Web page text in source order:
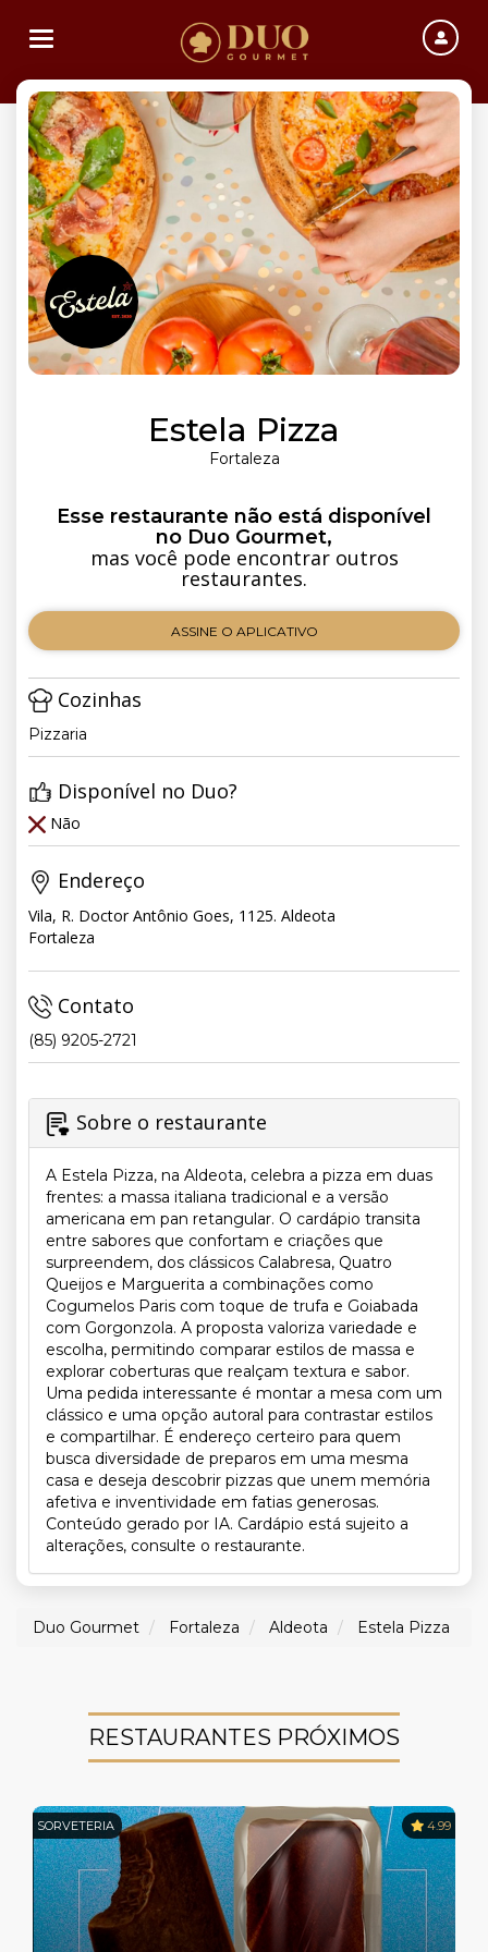
Toggle navigation
Estela Pizza
Fortaleza
Esse restaurante não está disponível
no Duo Gourmet,
mas você pode encontrar outros
restaurantes.
ASSINE O APLICATIVO
Cozinhas
Pizzaria
Disponível no Duo?
Não
Endereço
Vila, R. Doctor Antônio Goes, 1125. Aldeota
Fortaleza
Contato
(85) 9205-2721
Sobre o restaurante
A Estela Pizza, na Aldeota, celebra a pizza em duas
frentes: a massa italiana tradicional e a versão
americana em pan retangular. O cardápio transita
entre sabores que confortam e criações que
surpreendem, dos clássicos Calabresa, Quatro
Queijos e Marguerita a combinações como
Cogumelos Paris com toque de trufa e Goiabada
com Gorgonzola. A proposta valoriza variedade e
escolha, permitindo comparar estilos de massa e
explorar coberturas que realçam textura e sabor.
Uma pedida interessante é montar a mesa com um
clássico e uma opção autoral para contrastar estilos
e compartilhar. É endereço certeiro para quem
busca diversidade de preparos em uma mesma
casa e deseja descobrir pizzas que unem memória
afetiva e inventividade em fatias generosas.
Conteúdo gerado por IA. Cardápio está sujeito a
alterações, consulte o restaurante.
Duo Gourmet Fortaleza Aldeota Estela Pizza
RESTAURANTES PRÓXIMOS
SORVETERIA 4.99